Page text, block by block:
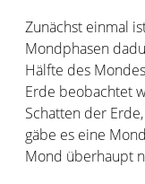
Zunächst einmal
Mondphasen
Hälfte des
Erde beobachtet
Schatten der
gäbe es eine
Mond überhaupt